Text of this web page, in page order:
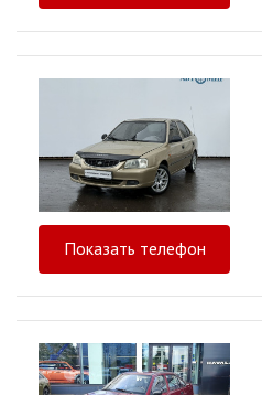
Показать телефон